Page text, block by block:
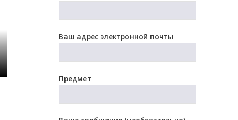
Ваш адрес электронной почты
Предмет